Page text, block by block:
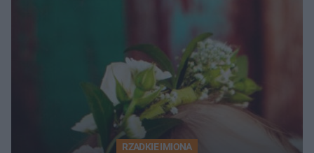
RZADKIE IMIONA